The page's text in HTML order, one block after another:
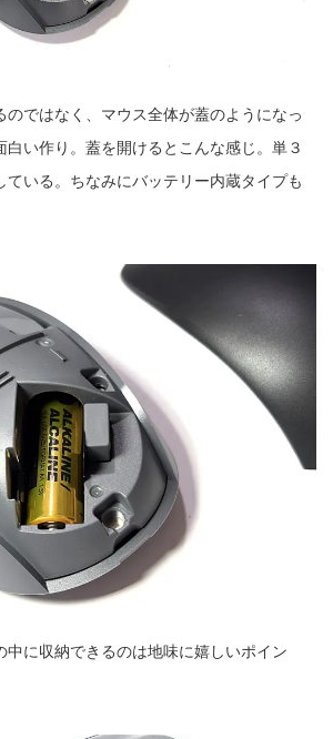
のではなく、マウス全体が蓋のようになっ
白い作り。蓋を開けるとこんな感じ。単３
ている。ちなみにバッテリー内蔵タイプも
中に収納できるのは地味に嬉しいポイン